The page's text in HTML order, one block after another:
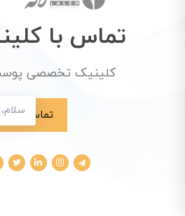
تماس با
کلینیک تخصصی
تماس با ما